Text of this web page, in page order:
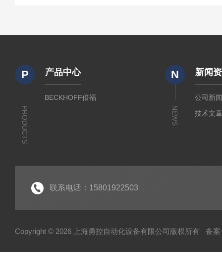
P
PRODUCTS
产品中心
BECKHOFF倍福
N
NEWS
新闻
公司新
技术文
联系电话：15801922503
Copyright © 2026 上海勇控自动化设备有限公司版权所有 备案